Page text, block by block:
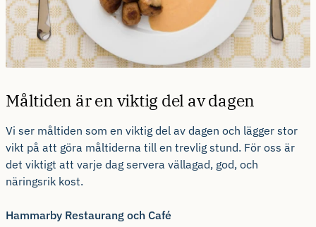
Måltiden är en viktig del av dagen
Vi ser måltiden som en viktig del av dagen och lägger stor
vikt på att göra måltiderna till en trevlig stund. För oss är
det viktigt att varje dag servera vällagad, god, och
näringsrik kost.
Hammarby Restaurang och Café